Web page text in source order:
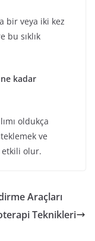
bir veya iki kez
bu sıklık
kadar
oldukça
ve
etkili olur.
Araçları
Teknikleri